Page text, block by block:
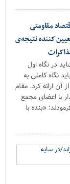
مقاومتی
کننده نتیجه‌ی
در نگاه اول
نگاه کاملی به
آن ارائه کرد. مقام
با اعضاى مجمع
«بنده با